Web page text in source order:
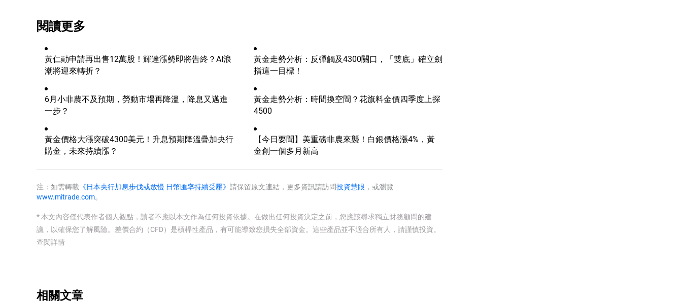
閱讀更多
黃仁勛申請再出售12萬股！輝達漲勢即將告終？AI浪
潮將迎來轉折？
黃金走勢分析：反彈觸及4300關口，「雙底」確立劍
指這一目標！
6月小非農不及預期，勞動市場再降溫，降息又邁進
一步？
黃金走勢分析：時間換空間？花旗料金價四季度上探
4500
黃金價格大漲突破4300美元！升息預期降溫疊加央行
購金，未來持續漲？
【今日要聞】美重磅非農來襲！白銀價格漲4%，黃
金創一個多月新高
注：如需轉載 《日本央行加息步伐或放慢 日幣匯率持續受壓》 請保留原文連結，更多資訊請訪問投資慧眼 ，或瀏覽
www.mitrade.com。
* 本文內容僅代表作者個人觀點，讀者不應以本文作為任何投資依據。在做出任何投資決定之前，您應該尋求獨立財務顧問的建
議，以確保您了解風險。 差價合約（CFD）是槓桿性產品，有可能導致您損失全部資金。這些產品並不適合所有人，請謹慎投資。
查閱詳情
相關文章